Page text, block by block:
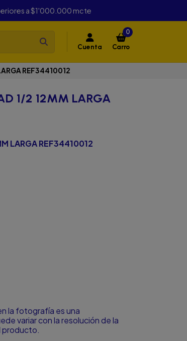
a $1'000.000 mcte
Cuenta
0
Carro
REF34410012
1/2 12MM LARGA
LARGA REF34410012
la fotografía es una
variar con la resolución de la
producto.